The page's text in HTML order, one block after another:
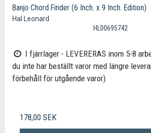
Banjo Chord Finder (6 Inch. x 9 Inch. Edition)
Hal Leonard
HL00695742
I fjärrlager - LEVERERAS inom 5-8
du inte har beställt varor med längre
förbehåll för utgående varor)
178,00 SEK